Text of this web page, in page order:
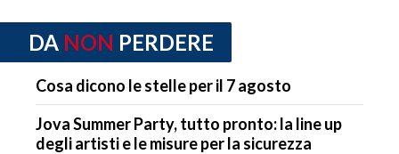
DA NON PERDERE
Cosa dicono le stelle per il 7 agosto
Jova Summer Party, tutto pronto: la line up
degli artisti e le misure per la sicurezza